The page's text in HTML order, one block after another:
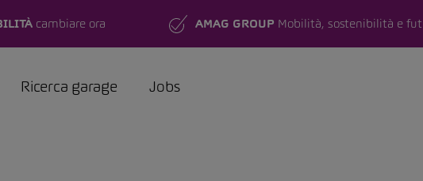
cambiare ora AMAG GROUP Mobilità, sostenibilità e
Ricerca garage Jobs